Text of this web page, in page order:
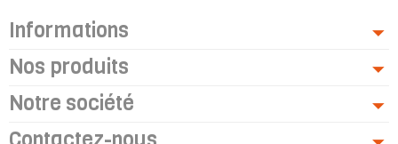
Informations
Nos produits
Notre société